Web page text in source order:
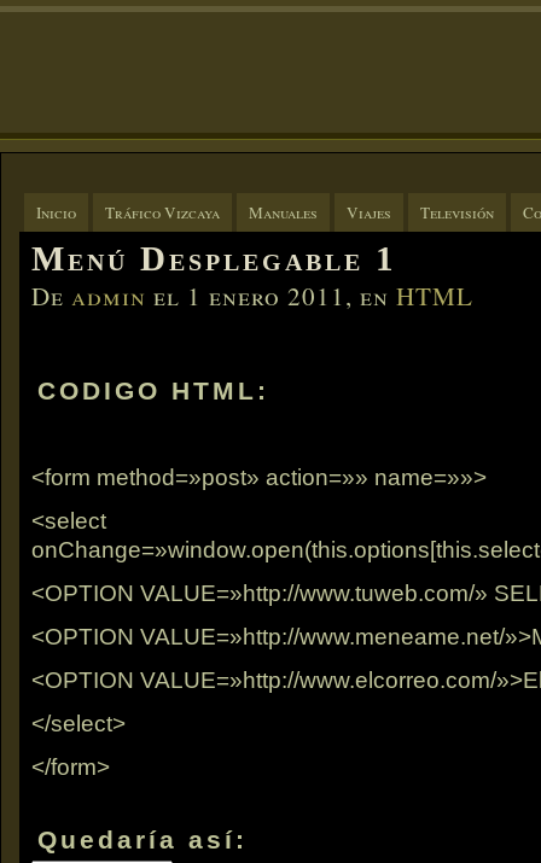
Inicio Tráfico Vizcaya Manuales Viajes Televisión
Menú Desplegable 1
De admin el 1 enero 2011, en HTML
CODIGO HTML:
<form method=»post» action=»» name=»»>
<select
<OPTION VALUE=»http://www.tuweb.com/»
<OPTION VALUE=»http://www.meneame.net/
<OPTION VALUE=»http://www.elcorreo.com/
</select>
</form>
Quedaría así: